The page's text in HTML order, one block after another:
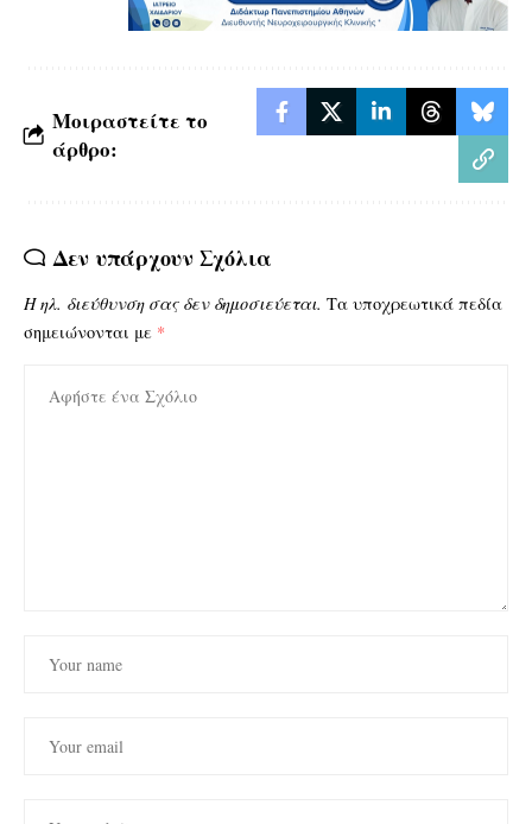
Μοιραστείτε το
άρθρο:
Δεν υπάρχουν Σχόλια
Η ηλ. διεύθυνση σας δεν δημοσιεύεται. Τα υποχρεωτικά πεδία
σημειώνονται με *